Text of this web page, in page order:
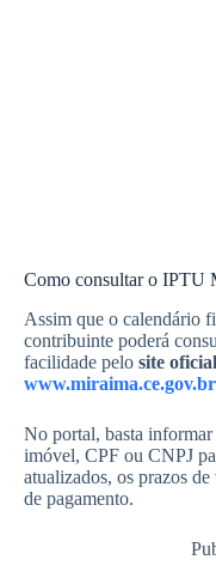
Como consultar o IPTU
Assim que o calendário
contribuinte poderá
facilidade pelo site
www.miraima.ce.gov.br
No portal, basta
imóvel, CPF ou CNPJ
atualizados, os prazos
de pagamento.